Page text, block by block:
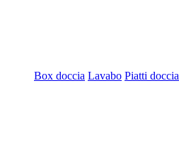
Box doccia Lavabo Piatti doccia